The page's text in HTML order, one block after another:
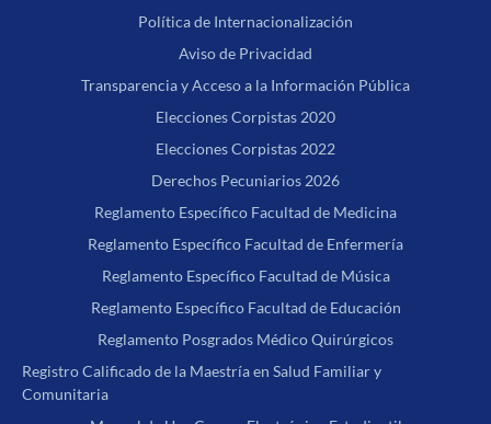
Política de Internacionalización
Aviso de Privacidad
Transparencia y Acceso a la Información Pública
Elecciones Corpistas 2020
Elecciones Corpistas 2022
Derechos Pecuniarios 2026
Reglamento Específico Facultad de Medicina
Reglamento Específico Facultad de Enfermería
Reglamento Específico Facultad de Música
Reglamento Específico Facultad de Educación
Reglamento Posgrados Médico Quirúrgicos
Registro Calificado de la Maestría en Salud Familiar y
Comunitaria